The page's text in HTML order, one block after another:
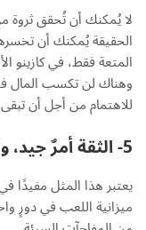
لا يُمكنك أن تُحقق ثروة
الحقيقة يُمكنك أن
المتعة فقط، في كازينو
وهناك لن تكسب
للاهتمام من أجل أن
5- الثقة أمرٌ
يعتبر هذا المثل مفيدًا
ميزانية اللعب في دورٍ